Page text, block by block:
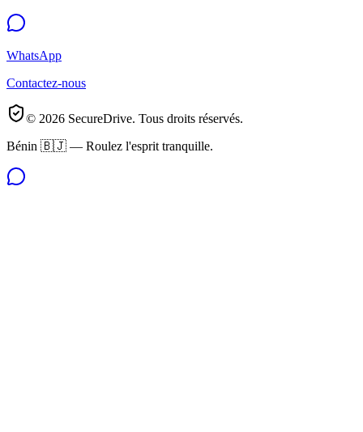
WhatsApp
Contactez-nous
© 2026 SecureDrive. Tous droits réservés.
Bénin 🇧🇯 — Roulez l'esprit tranquille.